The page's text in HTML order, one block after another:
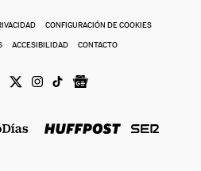
CONFIGURACIÓN DE COOKIES
ACCESIBILIDAD CONTACTO